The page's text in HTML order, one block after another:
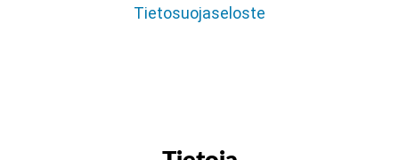
Tietosuojaseloste